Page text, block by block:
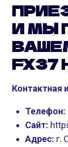
И МЫ
FX37
Контактная
Телефон:
Сайт:
Адрес: г.